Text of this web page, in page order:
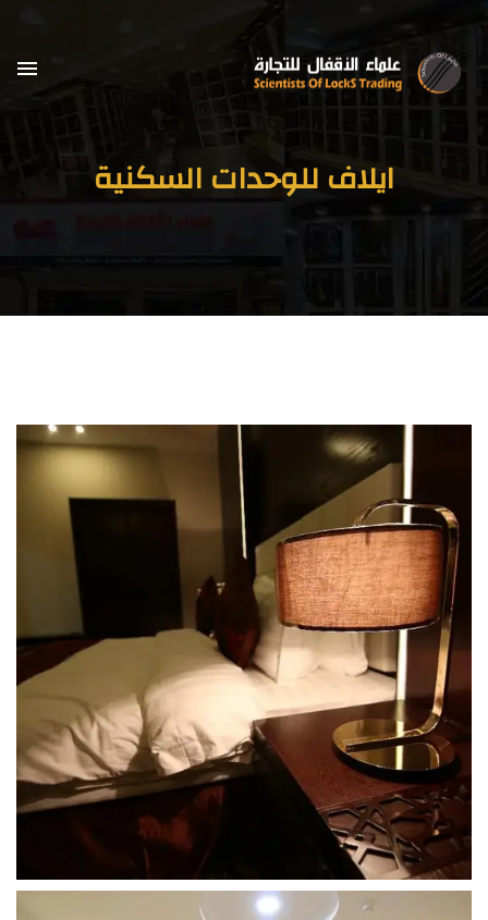
ايلاف للوحدات السكنية